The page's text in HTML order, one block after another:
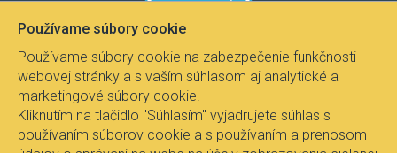
Používame súbory cookie
Používame súbory cookie na zabezpečenie funkčnosti
webovej stránky a s vaším súhlasom aj analytické a
marketingové súbory cookie.
Kliknutím na tlačidlo "Súhlasím" vyjadrujete súhlas s
používaním súborov cookie a s používaním a prenosom